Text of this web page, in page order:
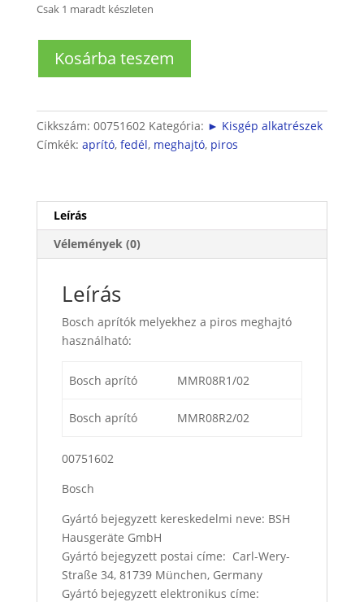
Csak 1 maradt készleten
meghajtó
színben
400Watt
Kosárba teszem
Cikkszám: 00751602 Kategória: ► Kisgép alkatrészek
Címkék: aprító, fedél, meghajtó, piros
Leírás
Vélemények (0)
Leírás
Bosch aprítók melyekhez a piros meghajtó
használható:
Bosch aprító MMR08R1/02
Bosch aprító MMR08R2/02
00751602
Bosch
Gyártó bejegyzett kereskedelmi neve: BSH
Hausgeräte GmbH
Gyártó bejegyzett postai címe: Carl-Wery-
Straße 34, 81739 München, Germany
Gyártó bejegyzett elektronikus címe: